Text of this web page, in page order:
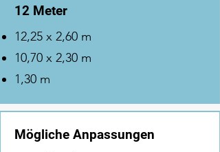
12 Meter
12,25 x 2,60 m
10,70 x 2,30 m
1,30 m
Mögliche Anpassungen